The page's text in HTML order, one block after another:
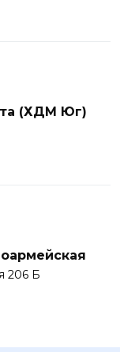
(ХДМ Юг)
206 Б